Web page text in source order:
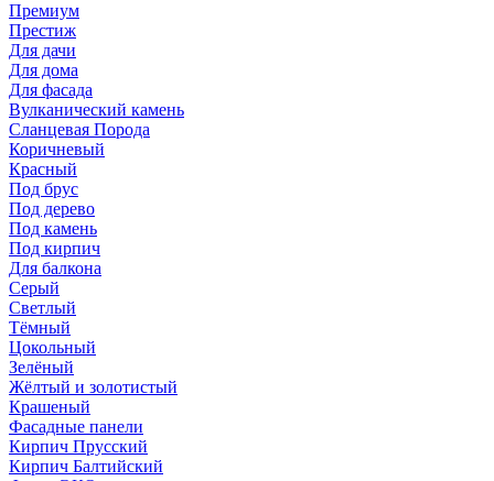
Премиум
Престиж
Для дачи
Для дома
Для фасада
Вулканический камень
Сланцевая Порода
Коричневый
Красный
Под брус
Под дерево
Под камень
Под кирпич
Для балкона
Серый
Светлый
Тёмный
Цокольный
Зелёный
Жёлтый и золотистый
Крашеный
Фасадные панели
Кирпич Прусский
Кирпич Балтийский